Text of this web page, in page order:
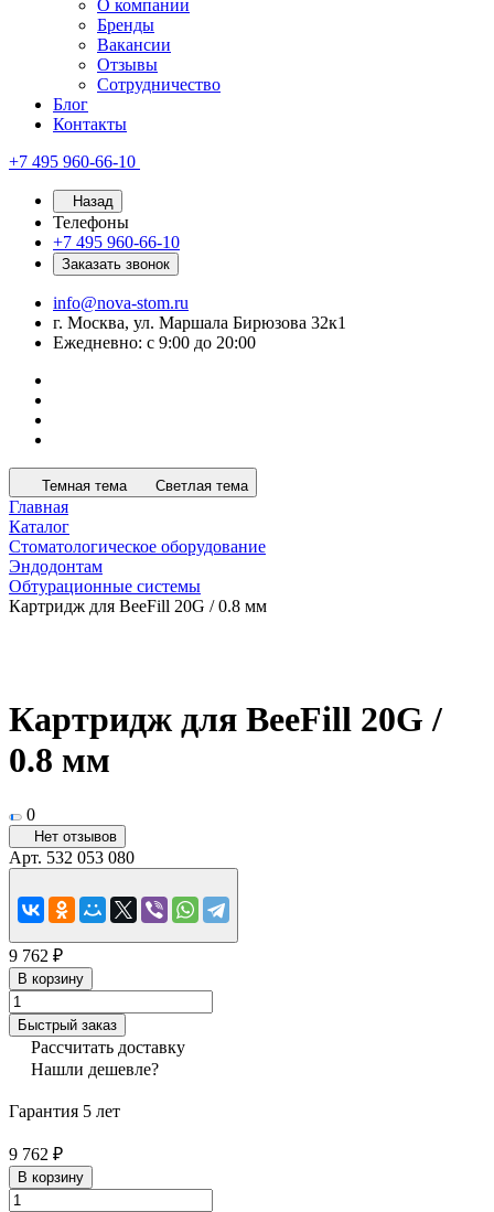
О компании
Бренды
Вакансии
Отзывы
Сотрудничество
Блог
Контакты
+7 495 960-66-10
Назад
Телефоны
+7 495 960-66-10
Заказать звонок
info@nova-stom.ru
г. Москва, ул. Маршала Бирюзова 32к1
Ежедневно: с 9:00 до 20:00
Темная тема Светлая тема
Главная
Каталог
Стоматологическое оборудование
Эндодонтам
Обтурационные системы
Картридж для BeeFill 20G / 0.8 мм
Картридж для BeeFill 20G /
0.8 мм
0
Нет отзывов
Арт. 532 053 080
9 762 ₽
В корзину
Быстрый заказ
Рассчитать доставку
Нашли дешевле?
Гарантия 5 лет
9 762 ₽
В корзину